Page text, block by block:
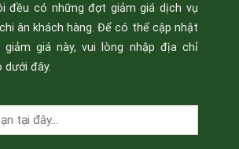
đều có những đợt giảm giá dịch vụ
ân khách hàng. Để có thể cập nhật
giá này, vui lòng nhập địa chỉ
dưới đây.